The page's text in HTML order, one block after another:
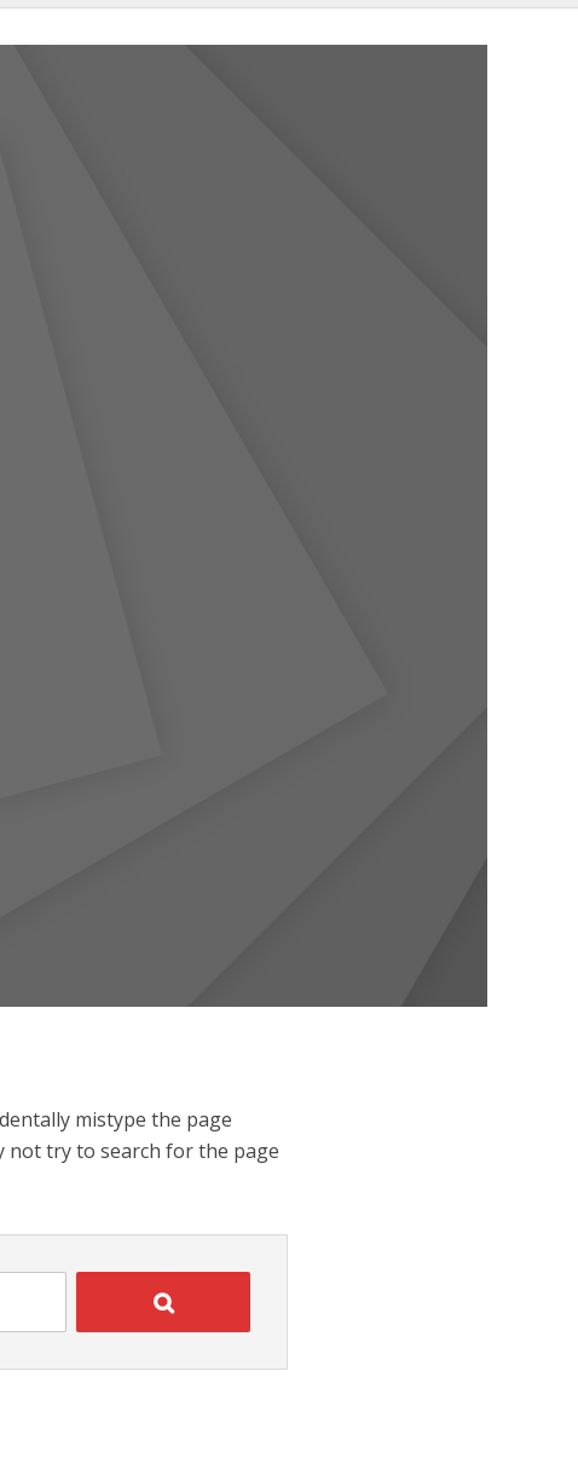
mistype the page
not try to search for the page